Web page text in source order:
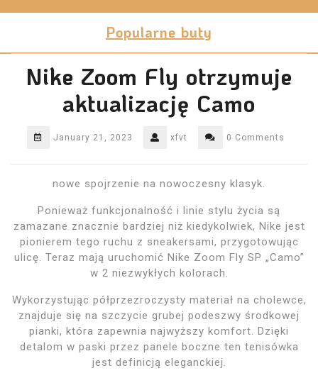
Popularne buty
Nike Zoom Fly otrzymuje
aktualizację Camo
January 21, 2023 xfvt 0 Comments
nowe spojrzenie na nowoczesny klasyk.
Ponieważ funkcjonalność i linie stylu życia są
zamazane znacznie bardziej niż kiedykolwiek, Nike jest
pionierem tego ruchu z sneakersami, przygotowując
ulicę. Teraz mają uruchomić Nike Zoom Fly SP „Camo”
w 2 niezwykłych kolorach.
Wykorzystując półprzezroczysty materiał na cholewce,
znajduje się na szczycie grubej podeszwy środkowej
pianki, która zapewnia najwyższy komfort. Dzięki
detalom w paski przez panele boczne ten tenisówka
jest definicją eleganckiej.